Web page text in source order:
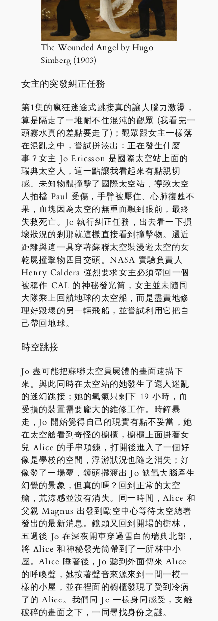
The Wounded Angel by Hugo
Simberg (1903)
女主的突發糾正任務
第1集的瘋狂迷途式跳接真的讓人腦力激盪，
算是隔走了一堆耐不住混沌的觀眾 (我看完一
頭霧水真的差點要走了)；觀眾跟女主一樣落
在混亂之中，嘗試拼湊出：正在發生什麼
事？女主 Jo Ericsson 是國際太空站上面的
瑞典太空人，這一點讓我看起來有點親切
感。未知物體撞擊了國際太空站，導致太空
人拍檔 Paul 受傷，手臂被壓住、心肺復甦不
果，血塊因為太空的無重而飄到眼前，最終
失救死亡。Jo 執行糾正任務，出去看一下損
壞狀況的剎那就這樣直接看到撞擊物。還近
距離與這一具穿著蘇聯太空裝漫遊太空的女
乾屍撞擊物四目交頭。NASA 實驗負責人
Henry Caldera 強烈要求女主必須帶回一個
被稱作 CAL 的神秘發光筒，女主並未隨同
大隊乘上回航地球的太空船，而是盡責地修
理好毀壞的另一輛飛船，並嘗試利用它把自
己帶回地球。
時空跳接
Jo 盡可能把蘇聯太空員屍體的畫面速描下
來。與此同時在太空站的她發生了還人迷亂
的迷幻跳接；她的氧氣只剩下 19 小時，而
受損的裝置需要龐大的維修工作。時鐘暴
走，Jo 開始覺得自己的現實有點不妥當，她
在太空艙看到奇怪的櫥櫃，櫥櫃上面掛著女
兒 Alice 的手串項鍊，打開後進入了一個好
像是學校的空間，浮游狀況也隨之消失；好
像發了一場夢，鏡頭擺渡出 Jo 缺氧大腦產生
幻覺的景象，但真的嗎？回到正常的太空
艙，荒涼感並沒有消失。同一時間，Alice 和
父親 Magnus 出發到歐空中心等待太空總署
發出的最新消息。鏡頭又回到開場的樹林，
五週後 Jo 在深夜開車穿過雪白的瑞典北部，
將 Alice 和神秘發光筒帶到了一所林中小
屋。Alice 睡著後，Jo 聽到外面傳來 Alice
的呼喚聲，她按著聲音來源來到一間一模一
樣的小屋，並在裡面的櫥櫃發現了受到冷病
了的 Alice。我們同 Jo 一樣身同感受，支離
破碎的畫面之下，一同尋找身份之謎。